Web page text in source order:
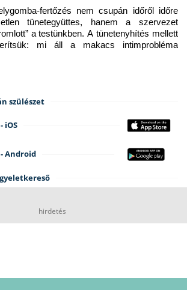
fertőzés nem csupán időről időre
tünetegyüttes, hanem a szervezet
a testünkben. A tünetenyhítés mellett
mi áll a makacs intimprobléma
szülészet
iOS
Android
hirdetés